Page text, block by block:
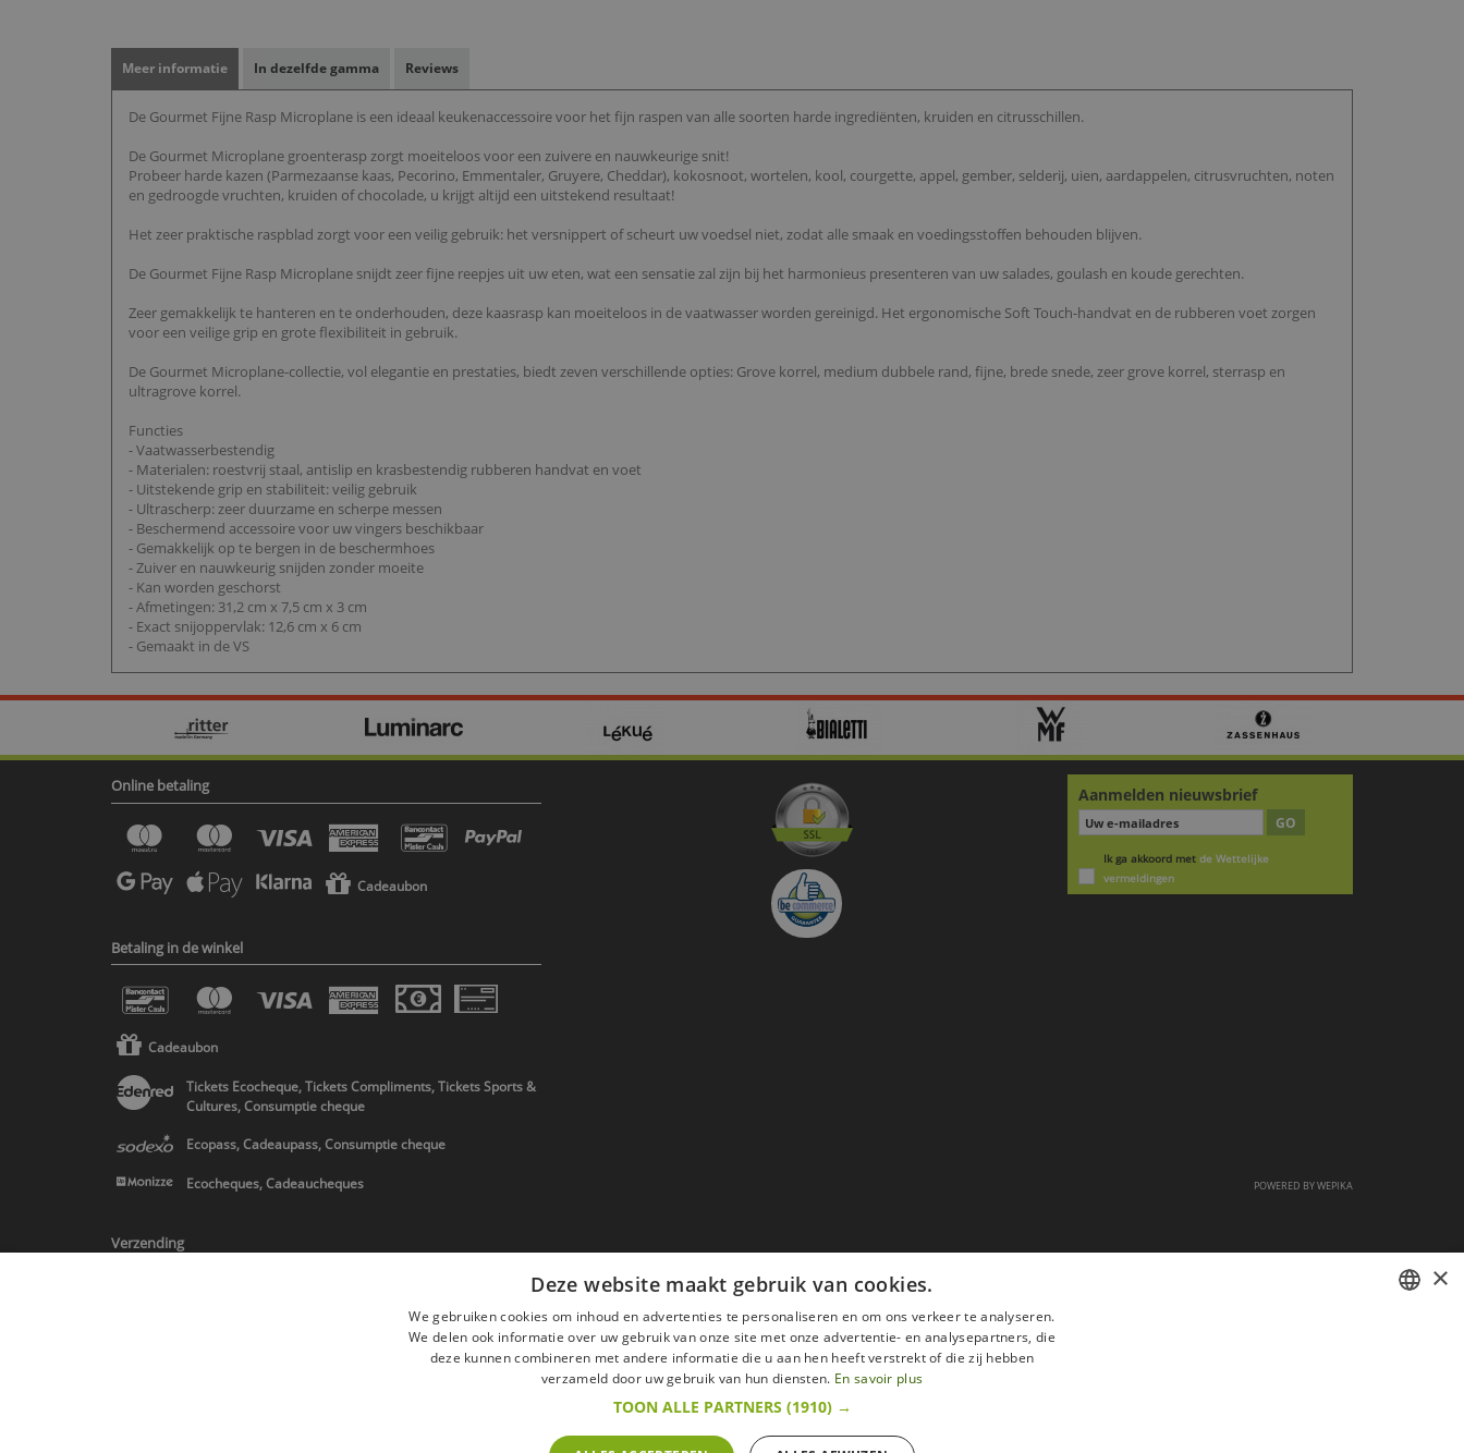
Meer informatie In dezelfde gamma Reviews
De Gourmet Fijne Rasp Microplane is een ideaal keukenaccessoire voor het fijn raspen van alle soorten harde ingrediënten, kruiden en citrusschillen.
De Gourmet Microplane groenterasp zorgt moeiteloos voor een zuivere en nauwkeurige snit!
Probeer harde kazen (Parmezaanse kaas, Pecorino, Emmentaler, Gruyere, Cheddar), kokosnoot, wortelen, kool, courgette, appel, gember, selderij, uien, aardappelen, citrusvruchten, noten
en gedroogde vruchten, kruiden of chocolade, u krijgt altijd een uitstekend resultaat!
Het zeer praktische raspblad zorgt voor een veilig gebruik: het versnippert of scheurt uw voedsel niet, zodat alle smaak en voedingsstoffen behouden blijven.
De Gourmet Fijne Rasp Microplane snijdt zeer fijne reepjes uit uw eten, wat een sensatie zal zijn bij het harmonieus presenteren van uw salades, goulash en koude gerechten.
Zeer gemakkelijk te hanteren en te onderhouden, deze kaasrasp kan moeiteloos in de vaatwasser worden gereinigd. Het ergonomische Soft Touch-handvat en de rubberen voet zorgen
voor een veilige grip en grote flexibiliteit in gebruik.
De Gourmet Microplane-collectie, vol elegantie en prestaties, biedt zeven verschillende opties: Grove korrel, medium dubbele rand, fijne, brede snede, zeer grove korrel, sterrasp en
ultragrove korrel.
Functies
- Vaatwasserbestendig
- Materialen: roestvrij staal, antislip en krasbestendig rubberen handvat en voet
- Uitstekende grip en stabiliteit: veilig gebruik
- Ultrascherp: zeer duurzame en scherpe messen
- Beschermend accessoire voor uw vingers beschikbaar
- Gemakkelijk op te bergen in de beschermhoes
- Zuiver en nauwkeurig snijden zonder moeite
- Kan worden geschorst
- Afmetingen: 31,2 cm x 7,5 cm x 3 cm
- Exact snijoppervlak: 12,6 cm x 6 cm
- Gemaakt in de VS
Online betaling
Cadeaubon
Betaling in de winkel
Cadeaubon
Tickets Ecocheque, Tickets Compliments, Tickets Sports &
Cultures, Consumptie cheque
Ecopass, Cadeaupass, Consumptie cheque
Ecocheques, Cadeaucheques
Verzending
Aanmelden nieuwsbrief
GO
Ik ga akkoord met de Wettelijke
vermeldingen
POWERED BYWEPIKA
×
Deze website maakt gebruik van cookies.
We gebruiken cookies om inhoud en advertenties te personaliseren en om ons verkeer te analyseren.
We delen ook informatie over uw gebruik van onze site met onze advertentie- en analysepartners, die
deze kunnen combineren met andere informatie die u aan hen heeft verstrekt of die zij hebben
verzameld door uw gebruik van hun diensten. En savoir plus
TOON ALLE PARTNERS (1910) →